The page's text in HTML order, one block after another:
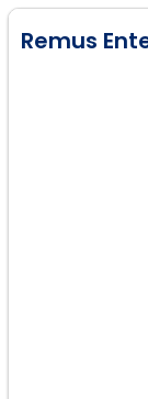
Remus